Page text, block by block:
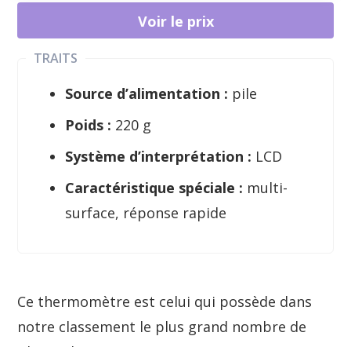
TRAITS
Source d’alimentation : pile
Poids : 220 g
Système d’interprétation : LCD
Caractéristique spéciale : multi-
surface, réponse rapide
Voir le prix
Ce thermomètre est celui qui possède dans
notre classement le plus grand nombre de